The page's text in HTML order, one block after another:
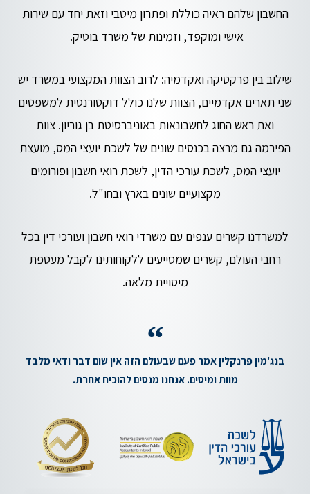
החשבון שלהם ראיה כוללת ופתרון מיטבי וזאת יחד עם שירות
אישי ומוקפד, וזמינות של משרד בוטיק.
שילוב בין פרקטיקה ואקדמיה: לרוב הצוות המקצועי במשרד יש
שני תארים אקדמיים, הצוות שלנו כולל דוקטורנטית למשפטים
ואת ראש החוג לחשבונאות באוניברסיטת בן גוריון. צוות
הפירמה גם מרצה בכנסים שונים של לשכת יועצי המס, מועצת
יועצי המס, לשכת עורכי הדין, לשכת רואי חשבון ופורומים
מקצועיים שונים בארץ ובחו"ל.
למשרדנו קשרים ענפים עם משרדי רואי חשבון ועורכי דין בכל
רחבי העולם, קשרים שמסייעים ללקוחותינו לקבל מעטפת
מיסויית מלאה.
בנג'מין פרנקלין אמר פעם שבעולם הזה אין שום דבר ודאי מלבד
מוות ומיסים. אנחנו מנסים להוכיח אחרת.